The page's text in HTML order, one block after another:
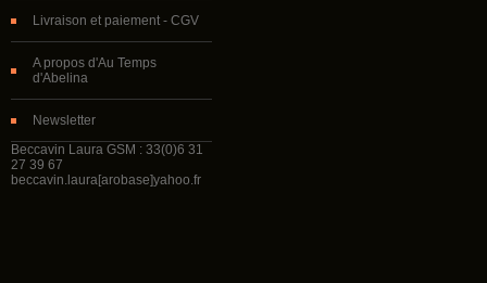
Livraison et paiement - CGV
A propos d'Au Temps
d'Abelina
Newsletter
Beccavin Laura GSM : 33(0)6 31
27 39 67
beccavin.laura[arobase]yahoo.fr